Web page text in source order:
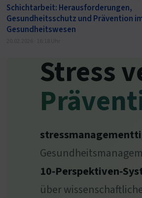
Schichtarbeit: Herausforderungen,
Gesundheitsschutz und Prävention
Gesundheitswesen
Stress
über